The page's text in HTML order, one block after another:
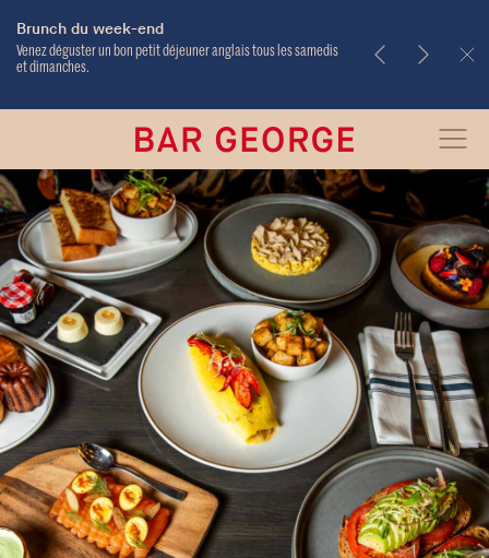
Brunch du week-end
Venez déguster un bon petit déjeuner anglais tous les samedis
et dimanches.
À Emporter
Open